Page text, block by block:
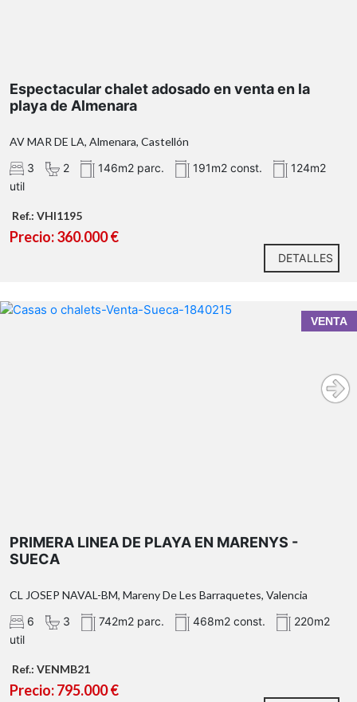
Espectacular chalet adosado en venta en la
playa de Almenara
AV MAR DE LA, Almenara, Castellón
3
2 146m2 parc. 191m2 const.
124m2
util
Ref.: VHI1195
Precio: 360.000 €
DETALLES
VENTA
PRIMERA LINEA DE PLAYA EN MARENYS -
SUECA
CL JOSEP NAVAL-BM, Mareny De Les Barraquetes, Valencia
6
3 742m2 parc. 468m2 const.
220m2
util
Ref.: VENMB21
Precio: 795.000 €